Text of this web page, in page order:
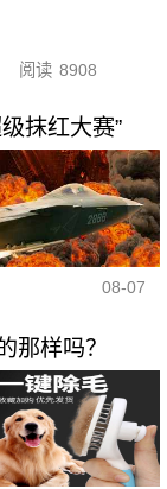
阅读 8908
抹红大赛”
08-07
那样吗？